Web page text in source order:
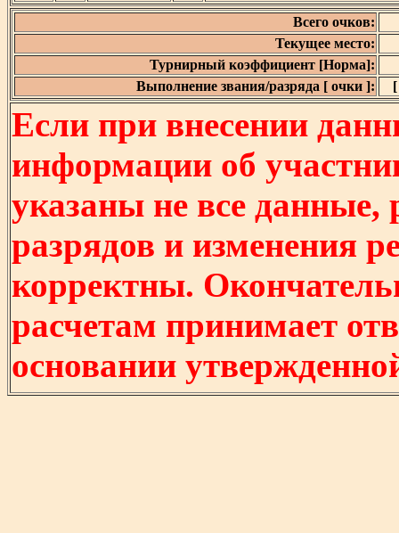
Всего очков:
Текущее место:
Турнирный коэффициент [Норма]:
Выполнение звания/разряда [ очки ]:
Если при внесении
информации об
указаны не все
разрядов и изменения
корректны.
расчетам принимает
основании